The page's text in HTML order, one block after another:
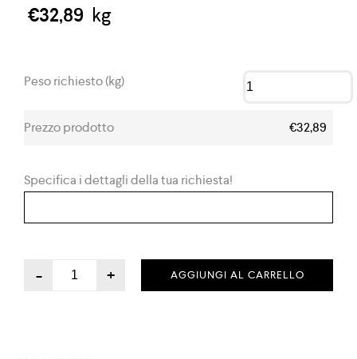
€32,89 kg
Peso richiesto (kg)
Prezzo prodotto €32,89
Specifica i dettagli della tua richiesta!
- + AGGIUNGI AL CARRELLO